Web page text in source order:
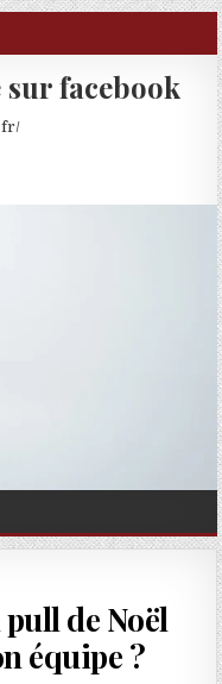
facebook
de Noël
équipe ?